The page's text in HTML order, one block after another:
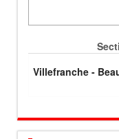
Villefranche -